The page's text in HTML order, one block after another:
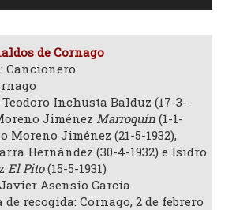
de Cornago
Cancionero
Inchusta Balduz (17-3-
Jiménez Marroquín (1-1-
Moreno Jiménez (21-5-1932),
Hernández (30-4-1932) e Isidro
El Pito(15-5-1931)
Asensio García
recogida: Cornago, 2 de febrero